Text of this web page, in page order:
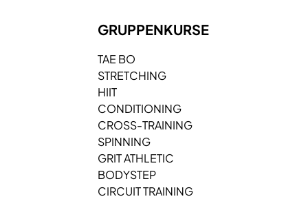
GRUPPENKURSE
TAE BO
STRETCHING
HIIT
CONDITIONING
CROSS-TRAINING
SPINNING
GRIT ATHLETIC
BODYSTEP
CIRCUIT TRAINING